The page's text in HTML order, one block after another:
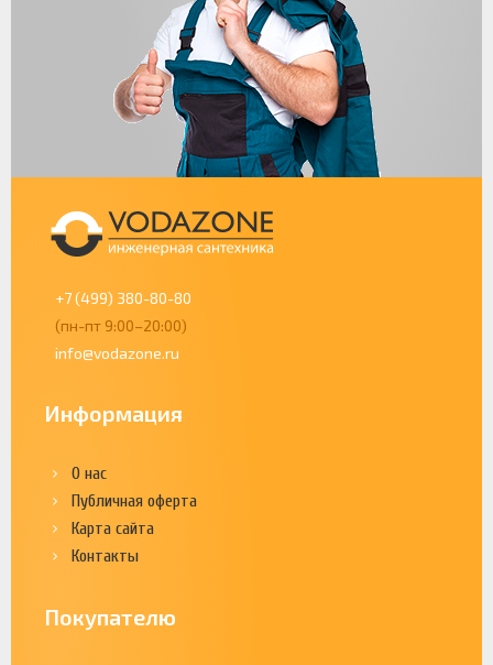
+7 (499) 380-80-80
(пн-пт 9:00–20:00)
info@vodazone.ru
Информация
О нас
Публичная оферта
Карта сайта
Контакты
Покупателю